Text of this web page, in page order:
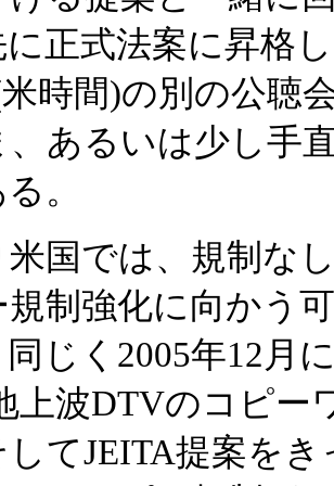
正式法案に昇格
時間)の別の公聴
、あるいは少し手
。
国では、規制な
制強化に向かう
同じく2005年12月
上波DTVのコピー
してJEITA提案を